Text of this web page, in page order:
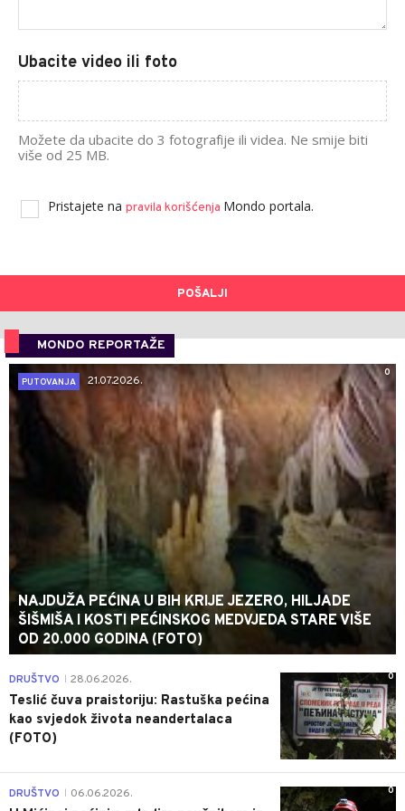
Ubacite video ili foto
Možete da ubacite do 3 fotografije ili videa. Ne smije biti
više od 25 MB.
Pristajete na pravila korišćenja Mondo portala.
POŠALJI
MONDO REPORTAŽE
0
PUTOVANJA
21.07.2026.
NAJDUŽA PEĆINA U BIH KRIJE JEZERO, HILJADE
ŠIŠMIŠA I KOSTI PEĆINSKOG MEDVJEDA STARE VIŠE
OD 20.000 GODINA (FOTO)
0
DRUŠTVO 28.06.2026.
Teslić čuva praistoriju: Rastuška pećina
kao svjedok života neandertalaca
(FOTO)
0
DRUŠTVO 06.06.2026.